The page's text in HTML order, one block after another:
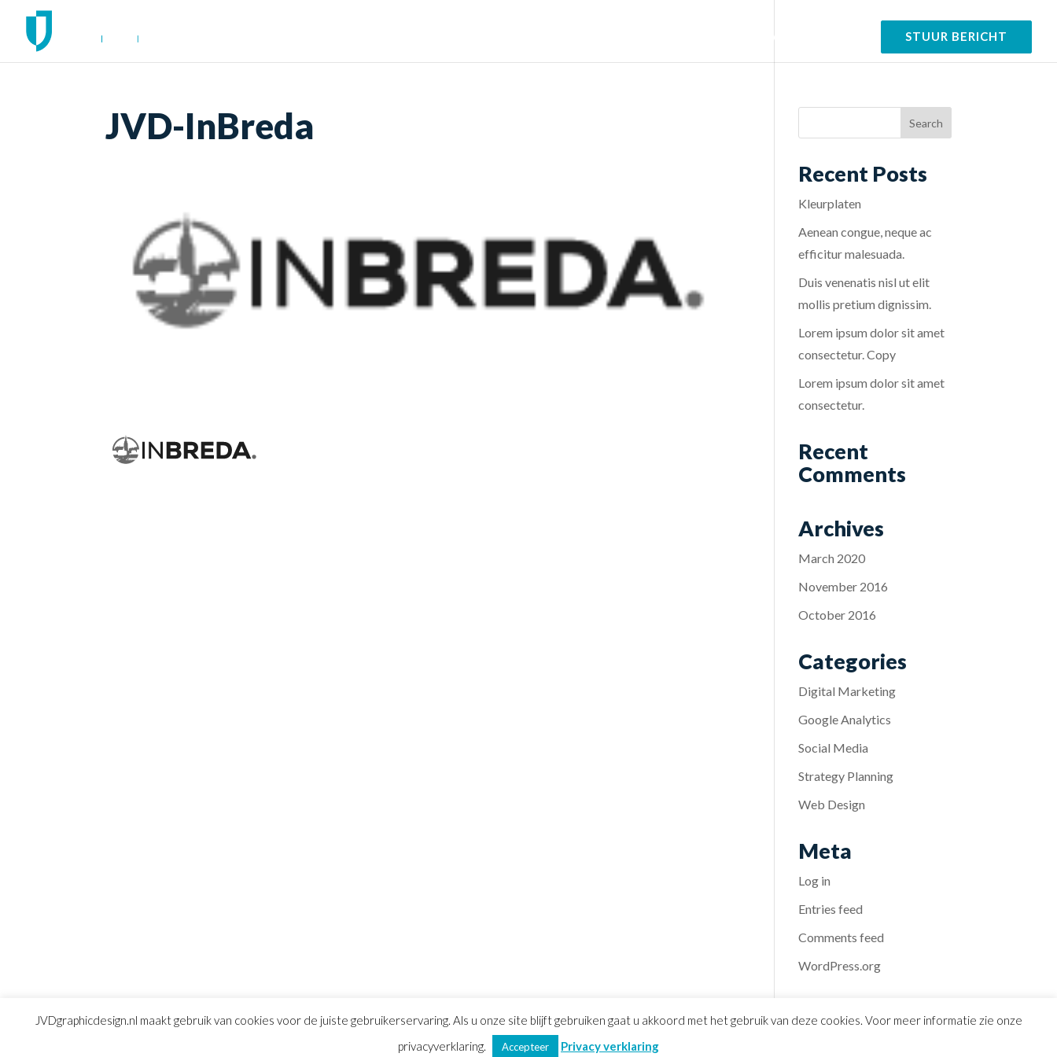
Over STUUR BERICHT
JVD-InBreda
Recent Posts
Kleurplaten
Aenean congue, neque ac
efficitur malesuada.
Duis venenatis nisl ut elit
mollis pretium dignissim.
Lorem ipsum dolor sit amet
consectetur. Copy
Lorem ipsum dolor sit amet
consectetur.
Recent
Comments
Archives
March 2020
November 2016
October 2016
Categories
Digital Marketing
Google Analytics
Social Media
Strategy Planning
Web Design
Meta
Log in
Entries feed
Comments feed
WordPress.org
Algemene voorwaarden|Privacy verklaring|Sitemap
JVDgraphicdesign.nl maakt gebruik van cookies voor de juiste gebruikerservaring. Als u onze site blijft gebruiken gaat u akkoord met het gebruik van deze cookies. Voor meer informatie zie onze
privacyverklaring.
Accepteer Privacy verklaring